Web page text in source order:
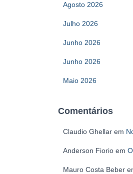
Agosto 2026
Julho 2026
Junho 2026
Junho 2026
Maio 2026
Comentários
Claudio Ghellarem
Anderson Fiorioem
Mauro Costa Beber